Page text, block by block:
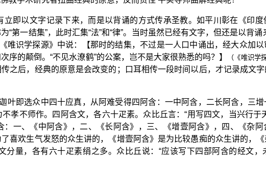
即以文字记录下来，而是以背诵的方式传承圣教。如平川彰在《印
第一结集”，此时汇集“法”和“律”。当时虽然已经有文字，但还是以背诵
唯识学探源》中说：【那时的结集，不过是一人口中诵出，经大众加
的颠倒。“不见水潦鹤”的公案，岂不是大家很熟悉的吗？】
（《唯识学
之后，经典的原意是会改变的；口耳相传一段时间以后，才记录成文
叶即选众中四十应真，从阿难受得四阿含：一中阿含，二长阿含，三
孝不师作。四阿含文，各六十疋素。众比丘言：“用写四文，当兴行于
一、《中阿含》，二、《长阿含》，三、《增壹阿含》，四、《杂阿
喜欢生气发怒的众生讲的，《增壹阿含》是为比较愚痴的众生讲的，
量，各有六十疋素绢之多。众比丘说：“应该写下四部阿含的经文，